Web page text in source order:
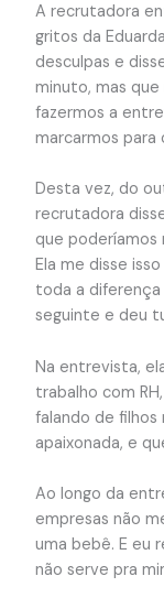
A recrutadora
gritos da
desculpas e
minuto, mas
fazermos a
marcarmos para
Desta vez, do
recrutadora
que poderíamos
Ela me disse
toda a diferença
seguinte e deu
Na entrevista,
trabalho com
falando de
apaixonada, e
Ao longo da
empresas não
uma bebê. E eu
não serve pra